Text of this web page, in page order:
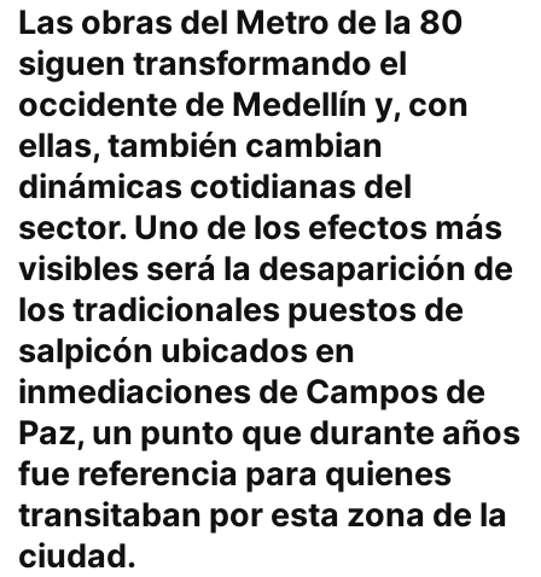
Las obras del Metro de la 80
siguen transformando el
occidente de Medellín y, con
ellas, también cambian
dinámicas cotidianas del
sector. Uno de los efectos más
visibles será la desaparición de
los tradicionales puestos de
salpicón ubicados en
inmediaciones de Campos de
Paz, un punto que durante años
fue referencia para quienes
transitaban por esta zona de la
ciudad.